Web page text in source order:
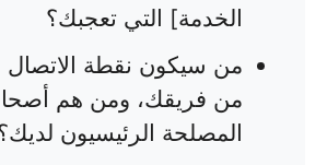
الخدمة] التي تعجبك؟
من سيكون نقطة الاتصال
من فريقك، ومن هم
المصلحة الرئيسيون